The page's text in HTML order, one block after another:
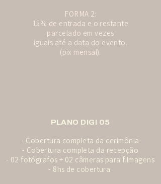
FORMA 2:
15% de entrada e o restante
parcelado em vezes
iguais até a data do evento.
(pix mensal).
PLANO DIGI 05
- Cobertura completa da cerimônia
- Cobertura completa da recepção
- 02 fotógrafos + 02 câmeras para filmagens
- 8hs de cobertura